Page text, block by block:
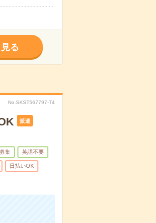
る
No.SKST567797-T4
派遣
集 英語不要
日払いOK